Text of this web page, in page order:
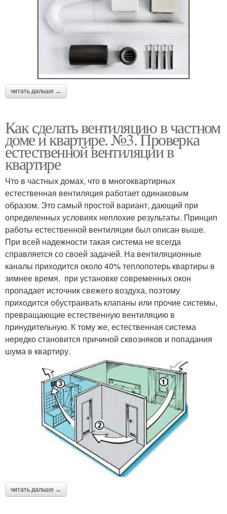
читать дальше →
Как сделать вентиляцию в частном
доме и квартире. №3. Проверка
естественной вентиляции в
квартире
Что в частных домах, что в многоквартирных
естественная вентиляция работает одинаковым
образом. Это самый простой вариант, дающий при
определенных условиях неплохие результаты. Принцип
работы естественной вентиляции был описан выше.
При всей надежности такая система не всегда
справляется со своей задачей. На вентиляционные
каналы приходится около 40% теплопотерь квартиры в
зимнее время, при установке современных окон
пропадает источник свежего воздуха, поэтому
приходится обустраивать клапаны или прочие системы,
превращающие естественную вентиляцию в
принудительную. К тому же, естественная система
нередко становится причиной сквозняков и попадания
шума в квартиру.
читать дальше →